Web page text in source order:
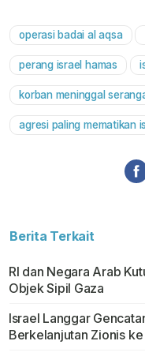
operasi badai al aqsa
perang israel hamas
korban meninggal
agresi paling mematikan
Berita Terkait
RI dan Negara Arab
Objek Sipil Gaza
Israel Langgar
Berkelanjutan Zionis ke